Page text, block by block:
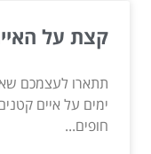
קצת על
תתארו לעצמכם
ימים על איים
חופים...